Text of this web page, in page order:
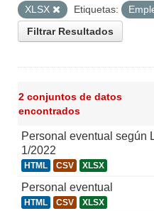
XLSX
Etiquetas:
Filtrar Resultados
2 conjuntos de datos
encontrados
Personal eventual según
1/2022
HTML CSV XLSX
Personal eventual
HTML CSV XLSX